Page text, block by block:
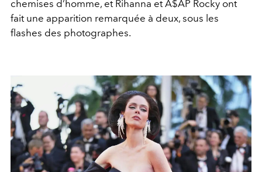
chemises d’homme, et Rihanna et A$AP Rocky ont
fait une apparition remarquée à deux, sous les
flashes des photographes.